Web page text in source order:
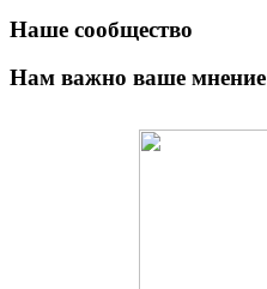
Наше сообщество
Нам важно ваше мнение